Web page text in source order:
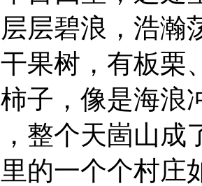
层碧浪，浩瀚
果树，有板栗
子，像是海浪
整个天崮山成
的一个个村庄